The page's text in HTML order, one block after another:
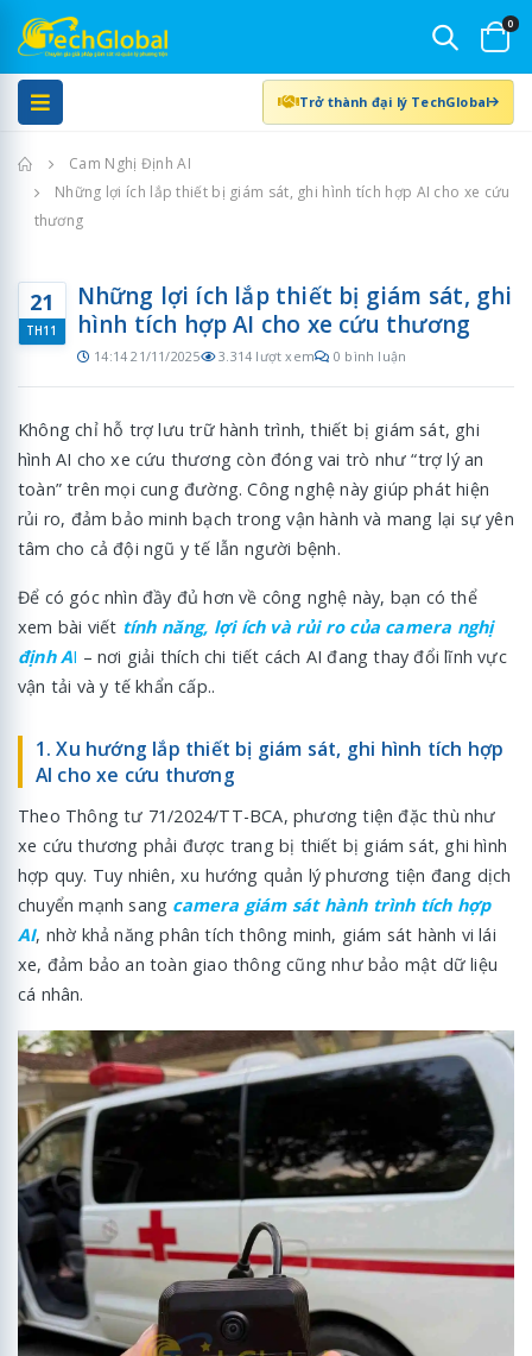
0
Trở thành đại lý TechGlobal
Trang chủCam Nghị Định AI
Những lợi ích lắp thiết bị giám sát, ghi hình tích hợp AI cho xe cứu
thương
21
TH11
Những lợi ích lắp thiết bị giám sát, ghi
hình tích hợp AI cho xe cứu thương
14:14 21/11/2025 3.314 lượt xem 0 bình luận
Không chỉ hỗ trợ lưu trữ hành trình, thiết bị giám sát, ghi
hình AI cho xe cứu thương còn đóng vai trò như “trợ lý an
toàn” trên mọi cung đường. Công nghệ này giúp phát hiện
rủi ro, đảm bảo minh bạch trong vận hành và mang lại sự yên
tâm cho cả đội ngũ y tế lẫn người bệnh.
Để có góc nhìn đầy đủ hơn về công nghệ này, bạn có thể
xem bài viết tính năng, lợi ích và rủi ro của camera nghị
định AI – nơi giải thích chi tiết cách AI đang thay đổi lĩnh vực
vận tải và y tế khẩn cấp..
1. Xu hướng lắp thiết bị giám sát, ghi hình tích hợp
AI cho xe cứu thương
Theo Thông tư 71/2024/TT-BCA, phương tiện đặc thù như
xe cứu thương phải được trang bị thiết bị giám sát, ghi hình
hợp quy. Tuy nhiên, xu hướng quản lý phương tiện đang dịch
chuyển mạnh sang camera giám sát hành trình tích hợp
AI, nhờ khả năng phân tích thông minh, giám sát hành vi lái
xe, đảm bảo an toàn giao thông cũng như bảo mật dữ liệu
cá nhân.